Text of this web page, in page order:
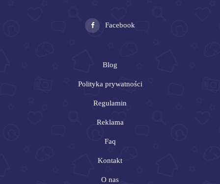
Blog
Polityka prywatności
Regulamin
Reklama
Faq
Kontakt
O nas
Facebook